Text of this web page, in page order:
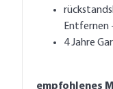
Entfernen
4 Jahre
empfohlenes